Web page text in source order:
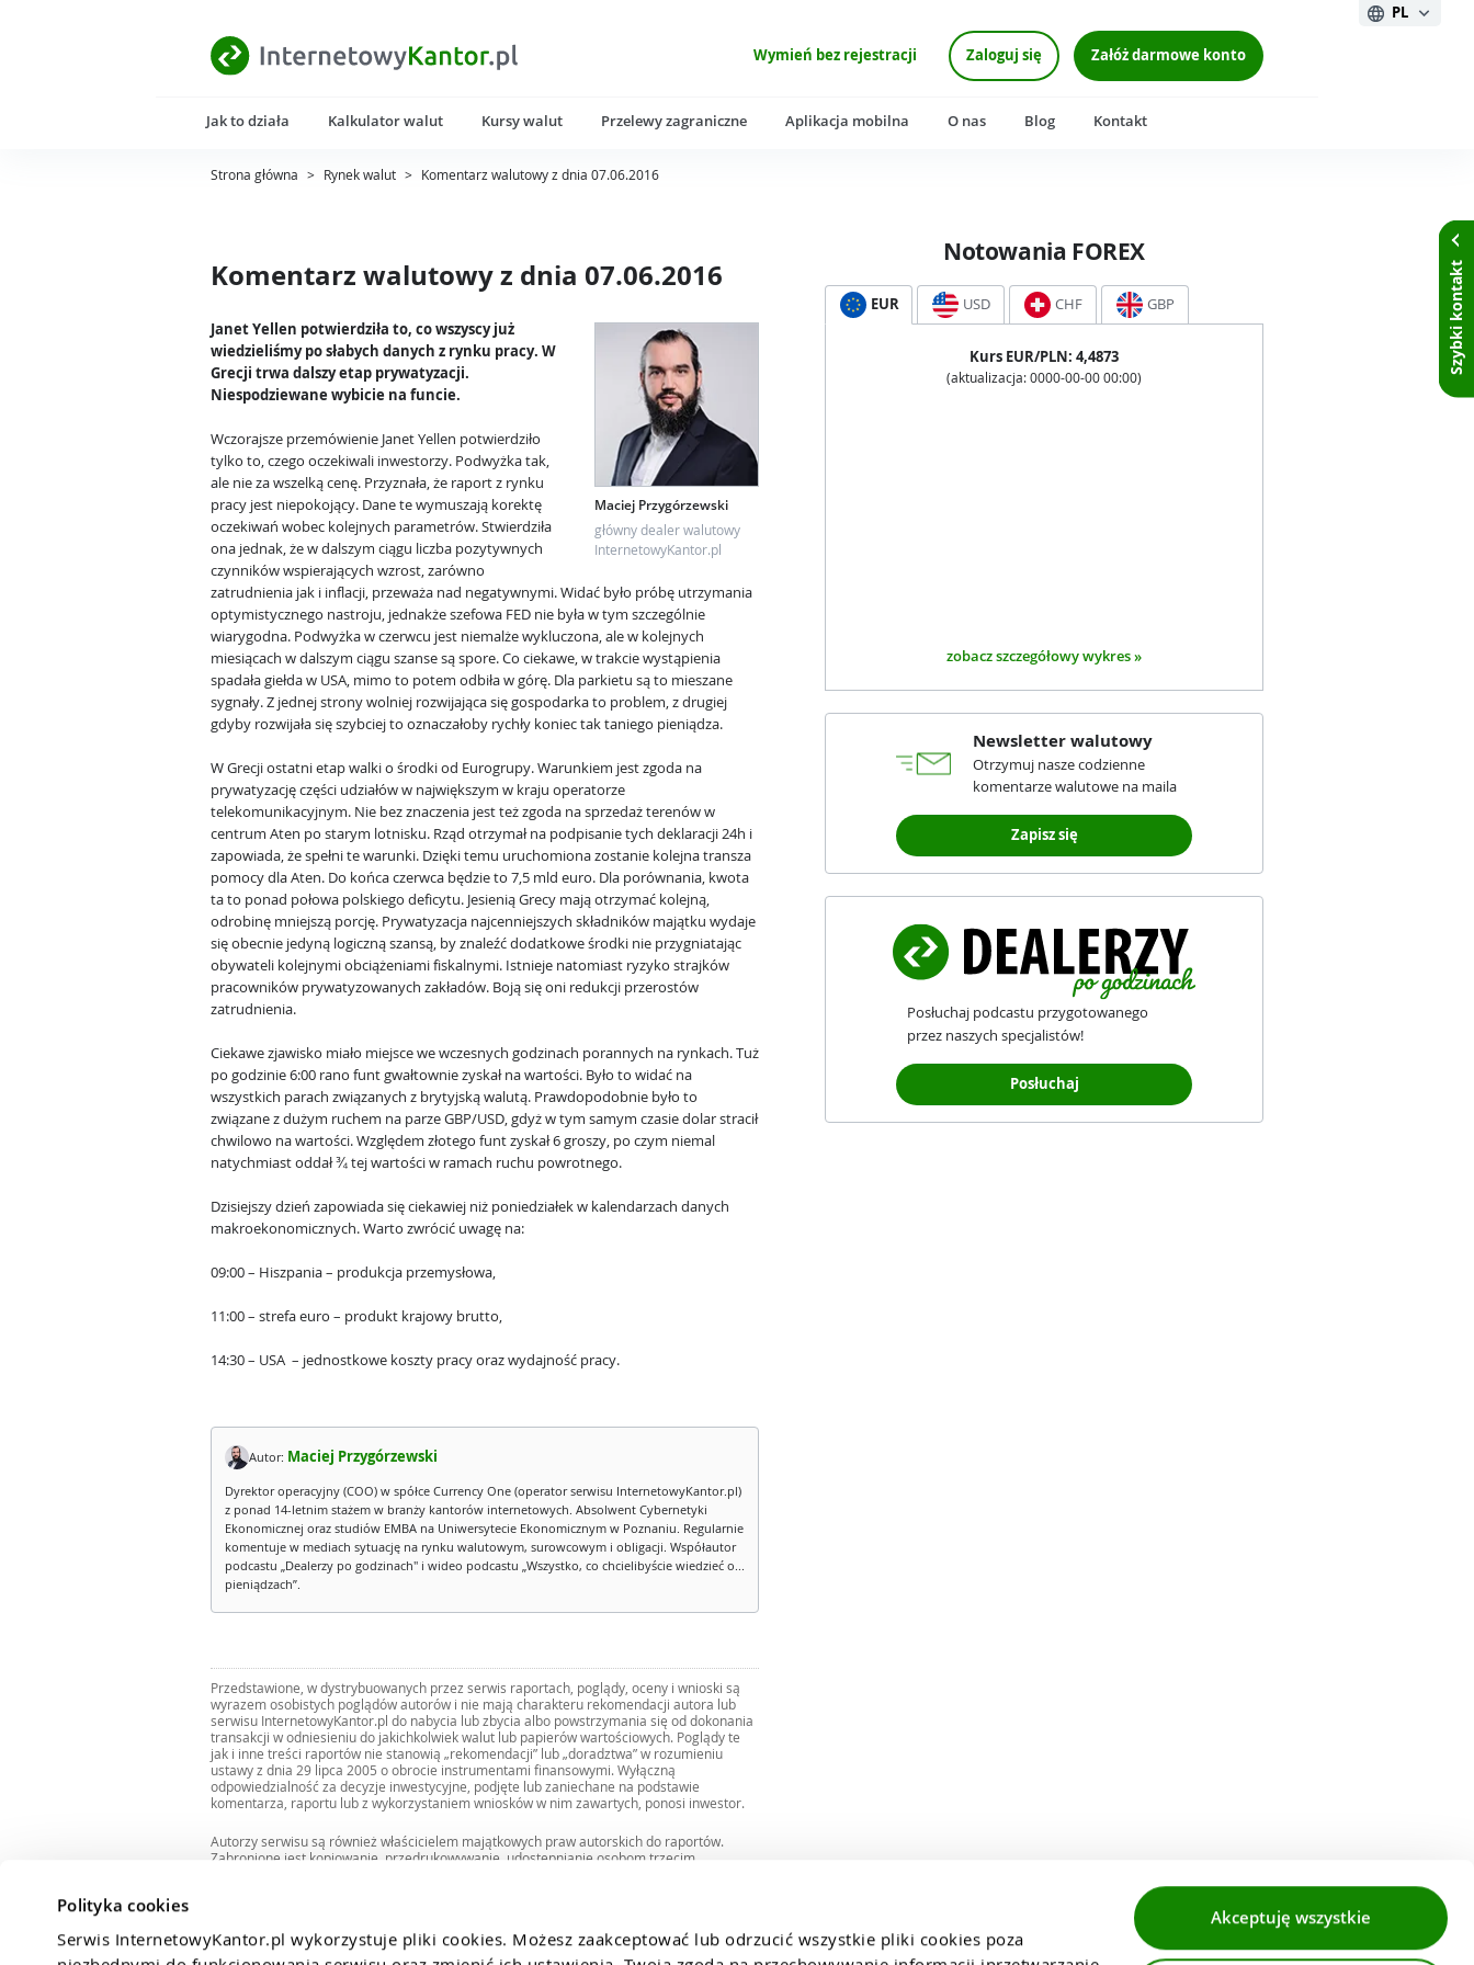
Polityka cookies
Serwis InternetowyKantor.pl wykorzystuje pliki cookies. Możesz zaakceptować lub odrzucić wszystkie pliki cookies poza
Akceptuję wszystkie
Wymień bez rejestracji Zaloguj się Załóż darmowe konto
PL
Jak to działa Kalkulator walut Kursy walut Przelewy zagraniczne Aplikacja mobilna O nas Blog Kontakt
Strona główna > Rynek walut > Komentarz walutowy z dnia 07.06.2016
Komentarz walutowy z dnia 07.06.2016
Maciej Przygórzewski
główny dealer walutowy
InternetowyKantor.pl
Janet Yellen potwierdziła to, co wszyscy już
wiedzieliśmy po słabych danych z rynku pracy. W
Grecji trwa dalszy etap prywatyzacji.
Niespodziewane wybicie na funcie.
Wczorajsze przemówienie Janet Yellen potwierdziło
tylko to, czego oczekiwali inwestorzy. Podwyżka tak,
ale nie za wszelką cenę. Przyznała, że raport z rynku
pracy jest niepokojący. Dane te wymuszają korektę
oczekiwań wobec kolejnych parametrów. Stwierdziła
ona jednak, że w dalszym ciągu liczba pozytywnych
czynników wspierających wzrost, zarówno
zatrudnienia jak i inflacji, przeważa nad negatywnymi. Widać było próbę utrzymania
optymistycznego nastroju, jednakże szefowa FED nie była w tym szczególnie
wiarygodna. Podwyżka w czerwcu jest niemalże wykluczona, ale w kolejnych
miesiącach w dalszym ciągu szanse są spore. Co ciekawe, w trakcie wystąpienia
spadała giełda w USA, mimo to potem odbiła w górę. Dla parkietu są to mieszane
sygnały. Z jednej strony wolniej rozwijająca się gospodarka to problem, z drugiej
gdyby rozwijała się szybciej to oznaczałoby rychły koniec tak taniego pieniądza.
W Grecji ostatni etap walki o środki od Eurogrupy. Warunkiem jest zgoda na
prywatyzację części udziałów w największym w kraju operatorze
telekomunikacyjnym. Nie bez znaczenia jest też zgoda na sprzedaż terenów w
centrum Aten po starym lotnisku. Rząd otrzymał na podpisanie tych deklaracji 24h i
zapowiada, że spełni te warunki. Dzięki temu uruchomiona zostanie kolejna transza
pomocy dla Aten. Do końca czerwca będzie to 7,5 mld euro. Dla porównania, kwota
ta to ponad połowa polskiego deficytu. Jesienią Grecy mają otrzymać kolejną,
odrobinę mniejszą porcję. Prywatyzacja najcenniejszych składników majątku wydaje
się obecnie jedyną logiczną szansą, by znaleźć dodatkowe środki nie przygniatając
obywateli kolejnymi obciążeniami fiskalnymi. Istnieje natomiast ryzyko strajków
pracowników prywatyzowanych zakładów. Boją się oni redukcji przerostów
zatrudnienia.
Ciekawe zjawisko miało miejsce we wczesnych godzinach porannych na rynkach. Tuż
po godzinie 6:00 rano funt gwałtownie zyskał na wartości. Było to widać na
wszystkich parach związanych z brytyjską walutą. Prawdopodobnie było to
związane z dużym ruchem na parze GBP/USD, gdyż w tym samym czasie dolar stracił
chwilowo na wartości. Względem złotego funt zyskał 6 groszy, po czym niemal
natychmiast oddał ¾ tej wartości w ramach ruchu powrotnego.
Dzisiejszy dzień zapowiada się ciekawiej niż poniedziałek w kalendarzach danych
makroekonomicznych. Warto zwrócić uwagę na:
09:00 – Hiszpania – produkcja przemysłowa,
11:00 – strefa euro – produkt krajowy brutto,
14:30 – USA – jednostkowe koszty pracy oraz wydajność pracy.
Autor: Maciej Przygórzewski
Dyrektor operacyjny (COO) w spółce Currency One (operator serwisu InternetowyKantor.pl)
z ponad 14-letnim stażem w branży kantorów internetowych. Absolwent Cybernetyki
Ekonomicznej oraz studiów EMBA na Uniwersytecie Ekonomicznym w Poznaniu. Regularnie
komentuje w mediach sytuację na rynku walutowym, surowcowym i obligacji. Współautor
podcastu „Dealerzy po godzinach" i wideo podcastu „Wszystko, co chcielibyście wiedzieć o...
pieniądzach”.
Przedstawione, w dystrybuowanych przez serwis raportach, poglądy, oceny i wnioski są
wyrazem osobistych poglądów autorów i nie mają charakteru rekomendacji autora lub
serwisu InternetowyKantor.pl do nabycia lub zbycia albo powstrzymania się od dokonania
transakcji w odniesieniu do jakichkolwiek walut lub papierów wartościowych. Poglądy te
jak i inne treści raportów nie stanowią „rekomendacji” lub „doradztwa” w rozumieniu
ustawy z dnia 29 lipca 2005 o obrocie instrumentami finansowymi. Wyłączną
odpowiedzialność za decyzje inwestycyjne, podjęte lub zaniechane na podstawie
komentarza, raportu lub z wykorzystaniem wniosków w nim zawartych, ponosi inwestor.
Autorzy serwisu są również właścicielem majątkowych praw autorskich do raportów.
Zabronione jest kopiowanie, przedrukowywanie, udostępnianie osobom trzecim
Notowania FOREX
EUR USD CHF GBP
Kurs EUR/PLN: 4,4873
(aktualizacja: 0000-00-00 00:00)
zobacz szczegółowy wykres »
Newsletter walutowy
Otrzymuj nasze codzienne
komentarze walutowe na maila
Zapisz się
Posłuchaj podcastu przygotowanego
przez naszych specjalistów!
Posłuchaj
Szybki kontakt